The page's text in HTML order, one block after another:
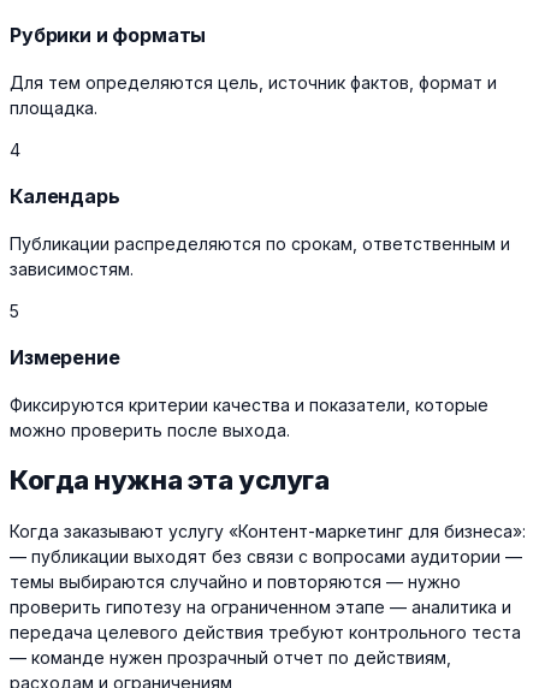
Рубрики и форматы
Для тем определяются цель, источник фактов, формат и
площадка.
4
Календарь
Публикации распределяются по срокам, ответственным и
зависимостям.
5
Измерение
Фиксируются критерии качества и показатели, которые
можно проверить после выхода.
Когда нужна эта услуга
Когда заказывают услугу «Контент-маркетинг для бизнеса»:
— публикации выходят без связи с вопросами аудитории —
темы выбираются случайно и повторяются — нужно
проверить гипотезу на ограниченном этапе — аналитика и
передача целевого действия требуют контрольного теста
— команде нужен прозрачный отчет по действиям,
расходам и ограничениям